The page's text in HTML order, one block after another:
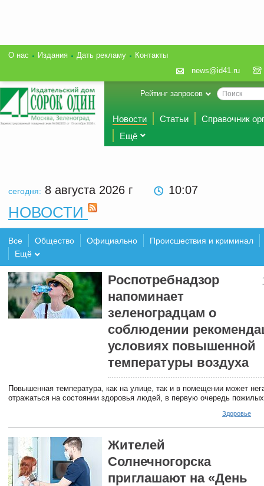
О нас Издания Дать рекламу
Контакты
news@id41.ru
Рейтинг запросов
Новости Статьи
Справочник
Ещё
сегодня: 8 августа 2026 г 10:07
НОВОСТИ
Все Общество Официально
Происшествия и криминал
Ещё
Роспотребнадзор
напоминает
зеленоградцам о
соблюдении
условиях повышенной
температуры воздуха
Повышенная температура, как на улице, так и в помещении может
отражаться на состоянии здоровья людей, в первую очередь
Здоровье
Жителей
Солнечногорска
приглашают на «День